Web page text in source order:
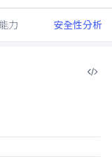
力 安全性分析